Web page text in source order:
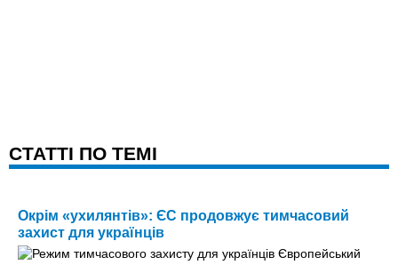
CТАТТІ ПО ТЕМІ
Окрім «ухилянтів»: ЄС продовжує тимчасовий
захист для українців